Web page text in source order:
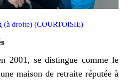
(à droite) (COURTOISIE)
2001, se distingue comme le
maison de retraite réputée à